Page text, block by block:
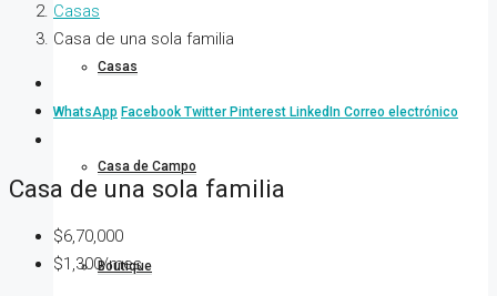
Casas
Casa de Campo
Boutique
Casas
Casa de una sola familia
WhatsApp Facebook Twitter Pinterest LinkedIn Correo electrónico
Casa de una sola familia
$6,70,000
$1,300/mes